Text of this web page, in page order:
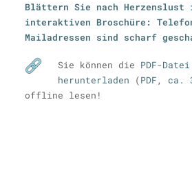
Blättern Sie nach Herzenslust
interaktiven Broschüre:
Mailadressen sind scharf
Sie können die PDF-
herunterladen (PDF, ca.
offline lesen!